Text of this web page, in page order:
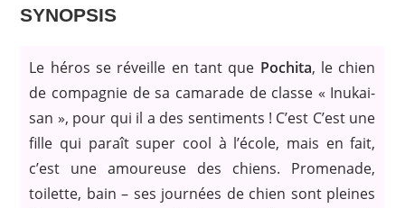
SYNOPSIS
Le héros se réveille en tant que Pochita, le chien
de compagnie de sa camarade de classe « Inukai-
san », pour qui il a des sentiments ! C’est C’est une
fille qui paraît super cool à l’école, mais en fait,
c’est une amoureuse des chiens. Promenade,
toilette, bain – ses journées de chien sont pleines